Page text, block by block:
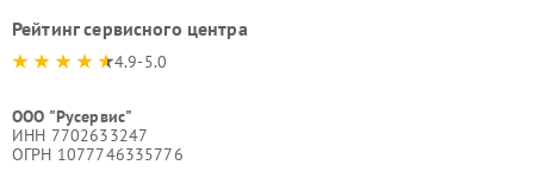
Рейтинг сервисного центра
4.9-5.0
ООО "Русервис"
ИНН 7702633247
ОГРН 1077746335776